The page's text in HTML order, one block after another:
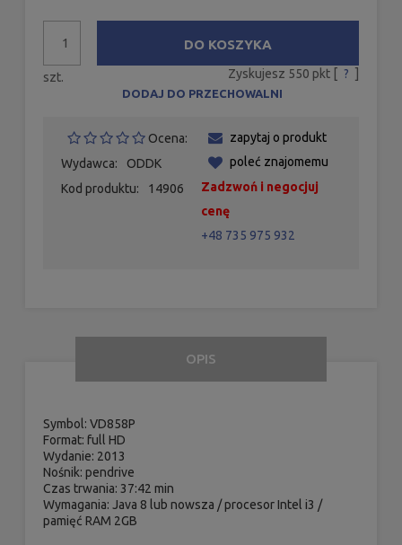
szt.
DO KOSZYKA
Zyskujesz 550 pkt [ ? ]
DODAJ DO PRZECHOWALNI
Ocena:
Wydawca:
ODDK
Kod produktu:
14906
zapytaj o produkt
poleć znajomemu
Zadzwoń i negocjuj
cenę
+48 735 975 932
OPIS
Symbol: VD858P
Format: full HD
Wydanie: 2013
Nośnik: pendrive
Czas trwania: 37:42 min
Wymagania: Java 8 lub nowsza / procesor Intel i3 /
pamięć RAM 2GB